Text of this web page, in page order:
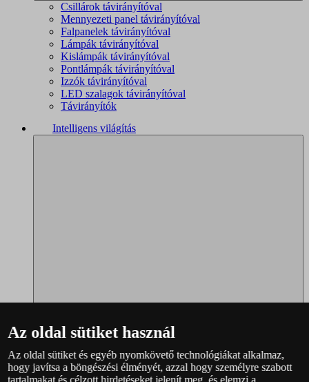
Csillárok távirányítóval
Mennyezeti panel távirányítóval
Falpanelek távirányítóval
Lámpák távirányítóval
Kislámpák távirányítóval
Pontlámpák távirányítóval
Izzók távirányítóval
LED szalagok távirányítóval
Távirányítók
Intelligens világítás
Philips Hue – teljes választék
Immax NEO - teljes választék
Az oldal sütiket használ
Az oldal sütiket és egyéb nyomkövető technológiákat alkalmaz,
hogy javítsa a böngészési élményét, azzal hogy személyre szabott
tartalmakat és célzott hirdetéseket jelenít meg, és elemzi a